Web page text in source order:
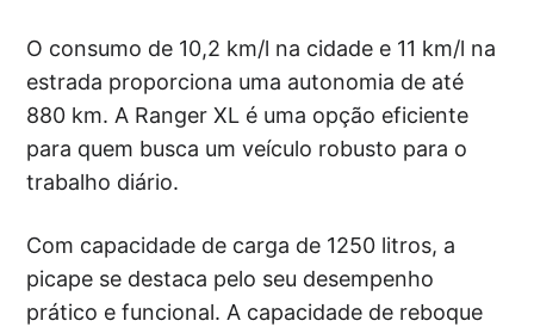
O consumo de 10,2 km/l na cidade e 11 km/l na
estrada proporciona uma autonomia de até
880 km. A Ranger XL é uma opção eficiente
para quem busca um veículo robusto para o
trabalho diário.
Com capacidade de carga de 1250 litros, a
picape se destaca pelo seu desempenho
prático e funcional. A capacidade de reboque